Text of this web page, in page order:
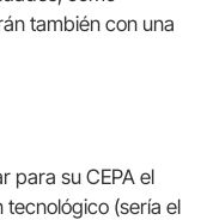
también con una
para su CEPA el
(sería el